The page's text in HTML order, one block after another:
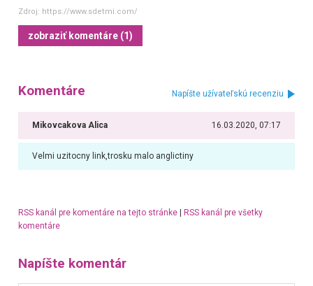
Zdroj: https://www.sdetmi.com/
zobraziť komentáre (1)
Komentáre Napíšte užívateľskú recenziu
Mikovcakova Alica 16.03.2020, 07:17
Velmi uzitocny link,trosku malo anglictiny
RSS kanál pre komentáre na tejto stránke|
RSS kanál pre všetky
komentáre
Napíšte komentár